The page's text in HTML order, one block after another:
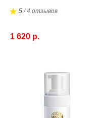
5/ 4 отзывов
1 620 р.